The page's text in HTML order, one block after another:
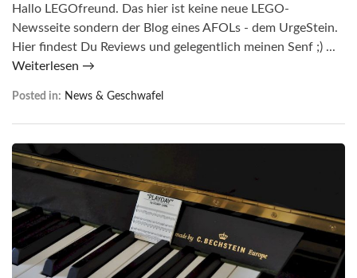
Hallo LEGOfreund. Das hier ist keine neue LEGO-
Newsseite sondern der Blog eines AFOLs - dem UrgeStein.
Hier findest Du Reviews und gelegentlich meinen Senf ;) ...
Weiterlesen →
Posted in: News & Geschwafel